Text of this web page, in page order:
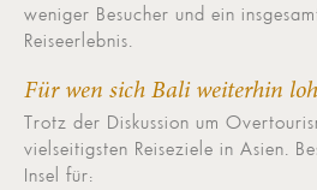
weniger Besucher und ein
Reiseerlebnis.
Für wen sich Bali weiterhin
Trotz der Diskussion um
vielseitigsten Reiseziele in Asien.
Insel für: